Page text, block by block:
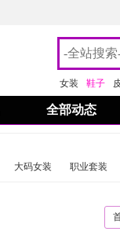
女装 鞋子
全部动态
大码女装 职业套装